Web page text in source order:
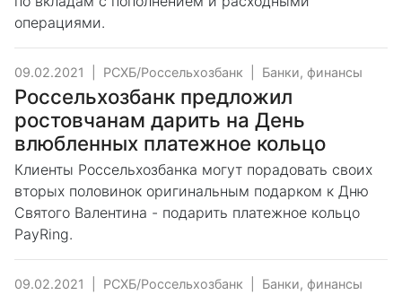
операциями.
09.02.2021 РСХБ/Россельхозбанк Банки, финансы
Россельхозбанк предложил
ростовчанам дарить на День
влюбленных платежное кольцо
Клиенты Россельхозбанка могут порадовать своих
вторых половинок оригинальным подарком к Дню
Святого Валентина - подарить платежное кольцо
PayRing.
09.02.2021 РСХБ/Россельхозбанк Банки, финансы